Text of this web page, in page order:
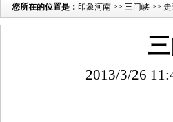
您所在的位置是： 印象河南 >> 三门峡 >>
2013/3/26